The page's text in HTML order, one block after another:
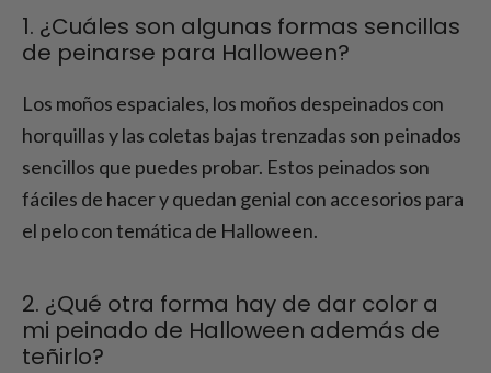
1. ¿Cuáles son algunas formas sencillas
de peinarse para Halloween?
Los moños espaciales, los moños despeinados con
horquillas y las coletas bajas trenzadas son peinados
sencillos que puedes probar. Estos peinados son
fáciles de hacer y quedan genial con accesorios para
el pelo con temática de Halloween.
2. ¿Qué otra forma hay de dar color a
mi peinado de Halloween además de
teñirlo?